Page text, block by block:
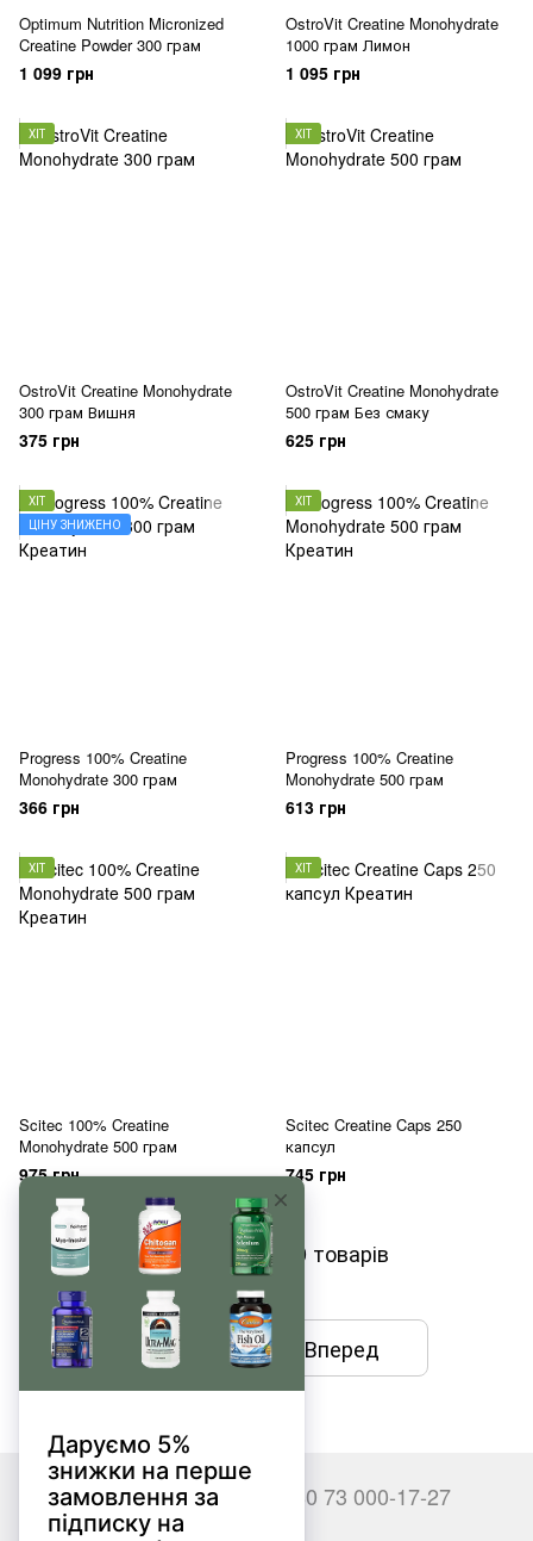
Optimum Nutrition Micronized
Creatine Powder 300 грам
1 099 грн
OstroVit Creatine Monohydrate
1000 грам Лимон
1 095 грн
ХІТ
OstroVit Creatine Monohydrate
300 грам Вишня
375 грн
ХІТ
OstroVit Creatine Monohydrate
500 грам Без смаку
625 грн
ХІТ
ЦІНУ ЗНИЖЕНО
Progress 100% Creatine
Monohydrate 300 грам
366 грн
ХІТ
Progress 100% Creatine
Monohydrate 500 грам
613 грн
ХІТ
Scitec 100% Creatine
Monohydrate 500 грам
975 грн
ХІТ
Scitec Creatine Caps 250
капсул
745 грн
Показати ще 20 товарів
Назад 1з 3 Вперед
+380 66 000-17-27 +380 73 000-17-27